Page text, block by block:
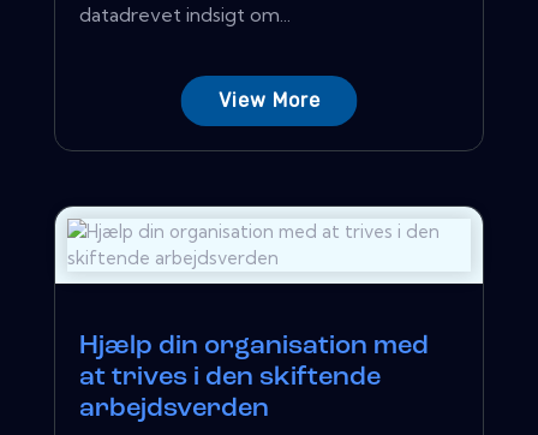
datadrevet indsigt om...
View More
Hjælp din organisation med
at trives i den skiftende
arbejdsverden